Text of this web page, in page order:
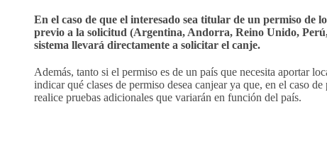
En el caso de que el interesado sea titular de un permiso de
previo a la solicitud (Argentina, Andorra, Reino Unido,
sistema llevará directamente a solicitar el canje.
Además, tanto si el permiso es de un país que necesita aportar
indicar qué clases de permiso desea canjear ya que, en el caso
realice pruebas adicionales que variarán en función del país.